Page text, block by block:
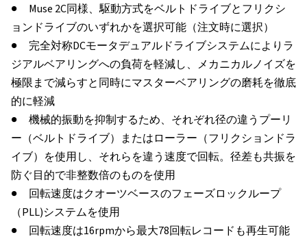
● Muse 2C同様、駆動方式をベルトドライブとフリクシ
ョンドライブのいずれかを選択可能（注文時に選択）
● 完全対称DCモータデュアルドライブシステムによりラ
ジアルベアリングへの負荷を軽減し、メカニカルノイズを
極限まで減らすと同時にマスターベアリングの磨耗を徹底
的に軽減
● 機械的振動を抑制するため、それぞれ径の違うプーリ
ー（ベルトドライブ）またはローラー（フリクションドラ
イブ）を使用し、それらを違う速度で回転。径差も共振を
防ぐ目的で非整数倍のものを使用
● 回転速度はクオーツベースのフェーズロックループ
（PLL)システムを使用
● 回転速度は16rpmから最大78回転レコードも再生可能